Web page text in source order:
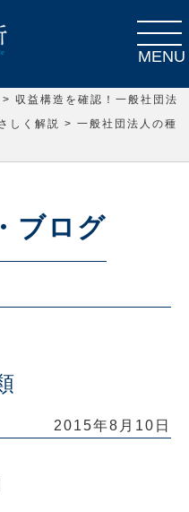
toggle
MENU
> 収益構造を確認！一般社団法
しく解説 > 一般社団法人の種
ブログ
2015年8月10日